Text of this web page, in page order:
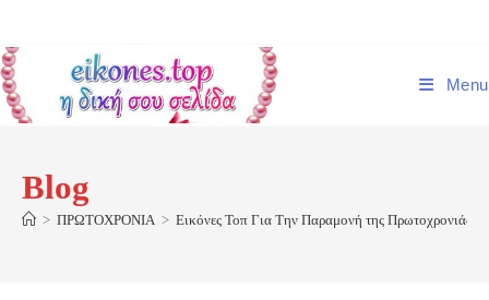
content
Menu
Blog
> ΠΡΩΤΟΧΡΟΝΙΑ > Εικόνες Τοπ Για Την Παραμονή της Πρωτοχρονιάς.!